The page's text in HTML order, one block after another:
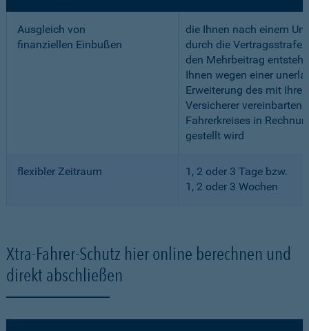
Ausgleich von
finanziellen Einbußen
die Ihnen nach einem
durch die Vertragsstrafe
den Mehrbeitrag
Ihnen wegen einer
Erweiterung des mit
Versicherer vereinbarten
Fahrerkreises in
gestellt wird
flexibler Zeitraum
1, 2 oder 3 Tage bzw.
1, 2 oder 3 Wochen
Xtra-Fahrer-Schutz hier online berechnen und
direkt abschließen